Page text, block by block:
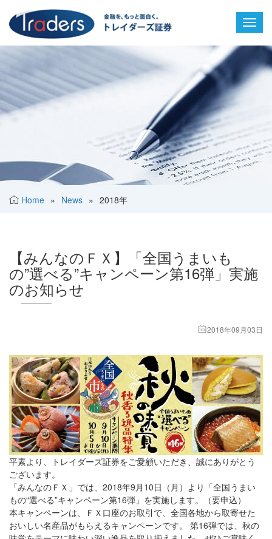
Home » News » 2018年
【みんなのＦＸ】「全国うまいも
の”選べる”キャンペーン第16弾」実施
のお知らせ
2018年09月03日
平素より、トレイダーズ証券をご愛顧いただき、誠にありがとう
ございます。
「みんなのＦＸ」では、2018年9月10日（月）より「全国うまい
もの“選べる”キャンペーン第16弾」を実施します。（要申込）
本キャンペーンは、ＦＸ口座のお取引で、全国各地から取寄せた
おいしい名産品がもらえるキャンペーンです。 第16弾では、秋の